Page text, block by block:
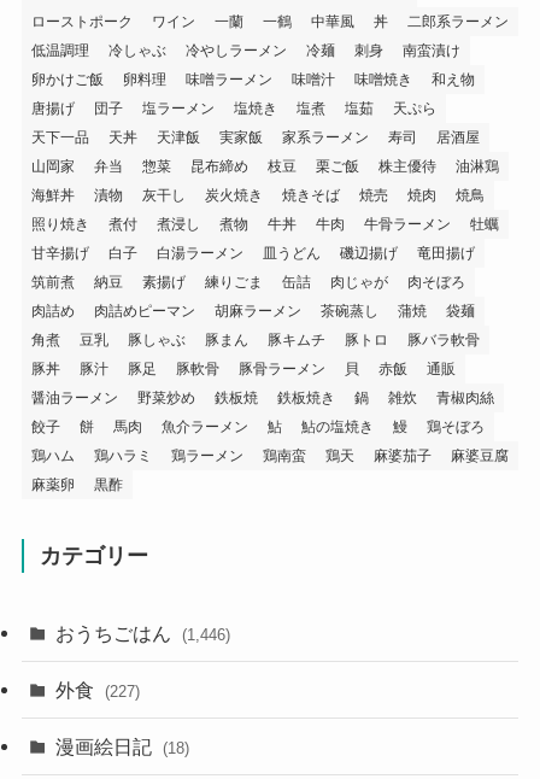
ローストポーク
ワイン 一蘭 一鶴 中華風 丼
二郎系ラーメン
低温調理
冷しゃぶ 冷やしラーメン 冷麺 刺身
南蛮漬け
卵かけご飯
卵料理 味噌ラーメン 味噌汁 味噌焼き
和え物
唐揚げ
団子 塩ラーメン 塩焼き 塩煮 塩茹
天ぷら
天下一品
天丼 天津飯 実家飯 家系ラーメン 寿司
居酒屋
山岡家
弁当 惣菜 昆布締め 枝豆 栗ご飯 株主優待
油淋鶏
海鮮丼
漬物 灰干し 炭火焼き 焼きそば 焼売 焼肉
焼鳥
照り焼き
煮付 煮浸し 煮物 牛丼 牛肉 牛骨ラーメン
牡蠣
甘辛揚げ
白子 白湯ラーメン 皿うどん 磯辺揚げ
竜田揚げ
筑前煮
納豆 素揚げ 練りごま 缶詰 肉じゃが
肉そぼろ
肉詰め
肉詰めピーマン 胡麻ラーメン 茶碗蒸し 蒲焼
袋麺
角煮
豆乳 豚しゃぶ 豚まん 豚キムチ 豚トロ
豚バラ軟骨
豚丼
豚汁 豚足 豚軟骨 豚骨ラーメン 貝 赤飯
通販
醤油ラーメン
野菜炒め 鉄板焼 鉄板焼き 鍋 雑炊
青椒肉絲
餃子
餅 馬肉 魚介ラーメン 鮎 鮎の塩焼き 鰻
鶏そぼろ
鶏ハム
鶏ハラミ 鶏ラーメン 鶏南蛮 鶏天 麻婆茄子
麻婆豆腐
麻薬卵
黒酢
カテゴリー
おうちごはん (1,446)
外食 (227)
漫画絵日記 (18)